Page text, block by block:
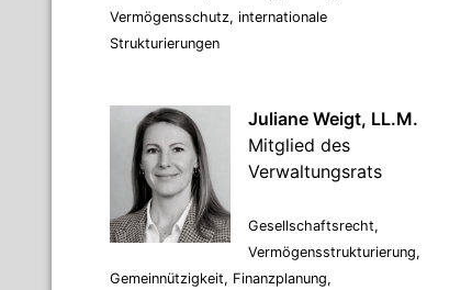
Vermögensschutz, internationale
Strukturierungen
Juliane Weigt, LL.M.
Mitglied des
Verwaltungsrats
Gesellschaftsrecht,
Vermögensstrukturierung,
Gemeinnützigkeit, Finanzplanung,